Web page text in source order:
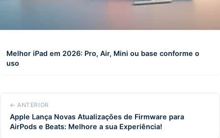
Melhor iPad em 2026: Pro, Air, Mini ou base conforme o
uso
← ANTERIOR
Apple Lança Novas Atualizações de Firmware para
AirPods e Beats: Melhore a sua Experiência!